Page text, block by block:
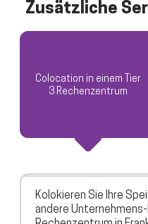
Zusätzliche
Colocation in einem Tier
3 Rechenzentrum
Kolokieren Sie Ihre
andere